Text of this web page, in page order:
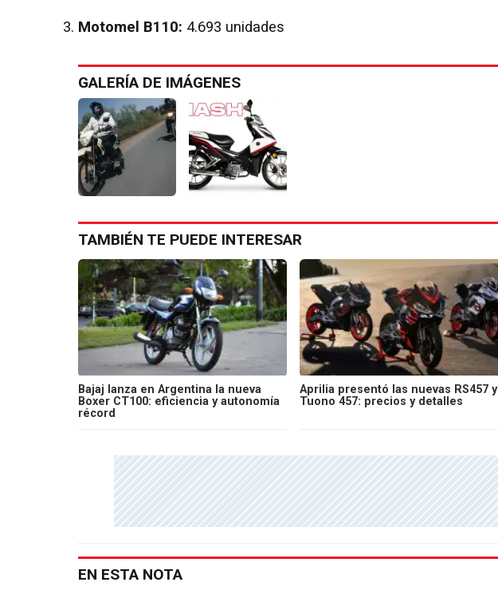
Motomel B110: 4.693 unidades
GALERÍA DE IMÁGENES
TAMBIÉN TE PUEDE INTERESAR
Bajaj lanza en Argentina la nueva
Boxer CT100: eficiencia y autonomía
récord
Aprilia presentó las nuevas RS457 y
Tuono 457: precios y detalles
EN ESTA NOTA